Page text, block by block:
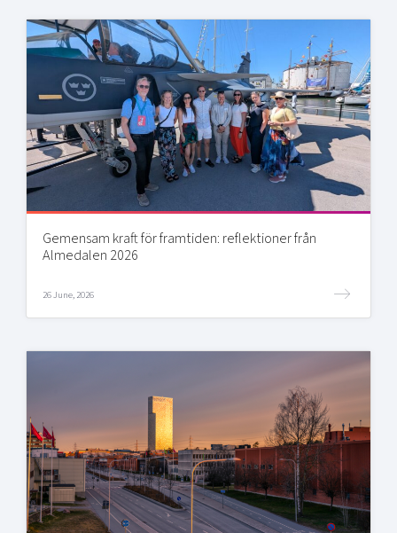
Gemensam kraft för framtiden: reflektioner från
Almedalen 2026
26 June, 2026